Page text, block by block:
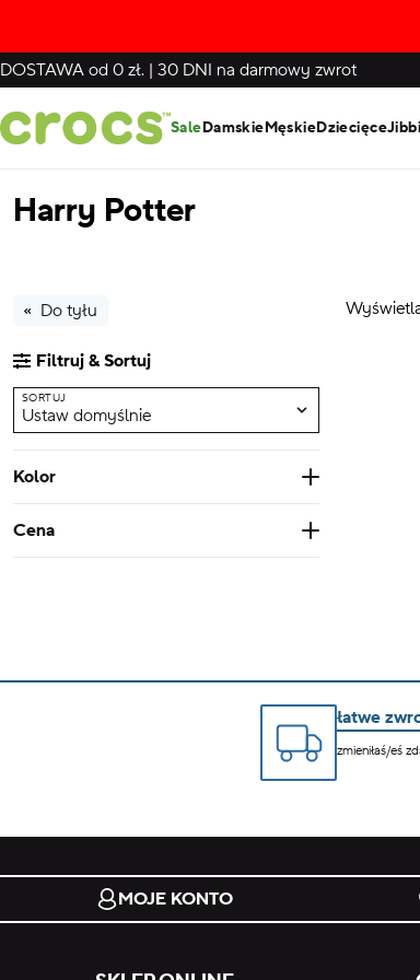
DOSTAWA od 0 zł. | 30 DNI na darmowy zwrot
SaleDamskieMęskieDziecięce
Harry Potter
Do tyłu
Filtruj & Sortuj
SORTUJ
Ustaw domyślnie
Kolor
Cena
Od Do
łatwe
zmieniłaś/eś
MOJE KONTO